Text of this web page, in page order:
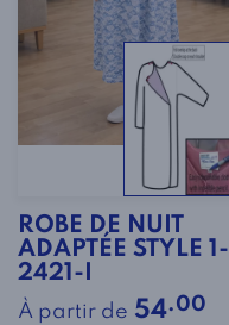
ROBE DE NUIT
ADAPTÉE STYLE 1-
2421-I
À partir de 54.00